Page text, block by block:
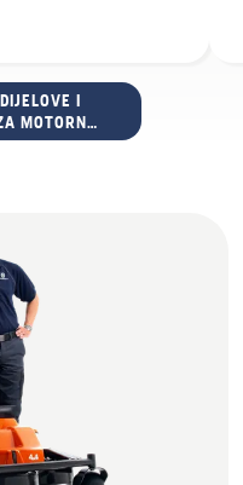
I
MOTORNE